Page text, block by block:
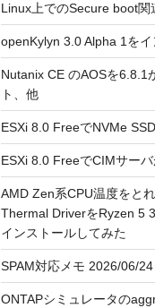
Linux上でのSecure boot関
openKylyn 3.0 Alpha 1を
Nutanix CE のAOSを6.8.1
ト、他
ESXi 8.0 FreeでNVMe
ESXi 8.0 FreeでCIMサー
AMD Zen系CPU温度をと
Thermal DriverをRyzen 5
インストールしてみた
SPAM対応メモ 2026/06/24
ONTAPシミュレータの